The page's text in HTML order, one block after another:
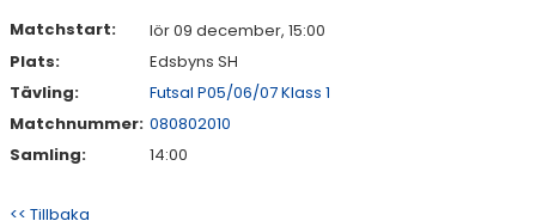
Matchstart:
lör 09 december, 15:00
Plats:
Edsbyns SH
Tävling:
Futsal P05/06/07 Klass 1
Matchnummer: 080802010
Samling:
14:00
<< Tillbaka